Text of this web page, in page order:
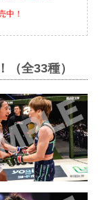
中！
（全33種）